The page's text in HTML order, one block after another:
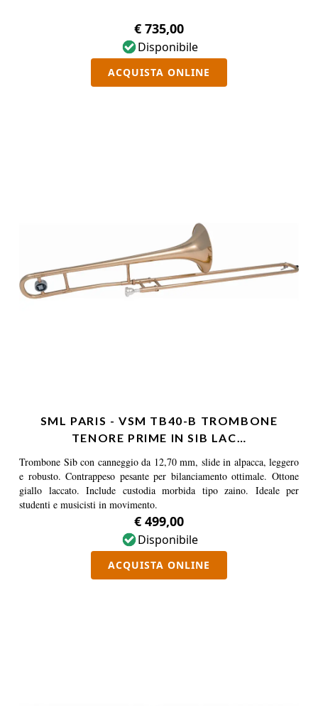
€ 735,00
Disponibile
ACQUISTA ONLINE
SML PARIS - VSM TB40-B TROMBONE
TENORE PRIME IN SIB LAC…
Trombone Sib con canneggio da 12,70 mm, slide in alpacca, leggero
e robusto. Contrappeso pesante per bilanciamento ottimale. Ottone
giallo laccato. Include custodia morbida tipo zaino. Ideale per
studenti e musicisti in movimento.
€ 499,00
Disponibile
ACQUISTA ONLINE